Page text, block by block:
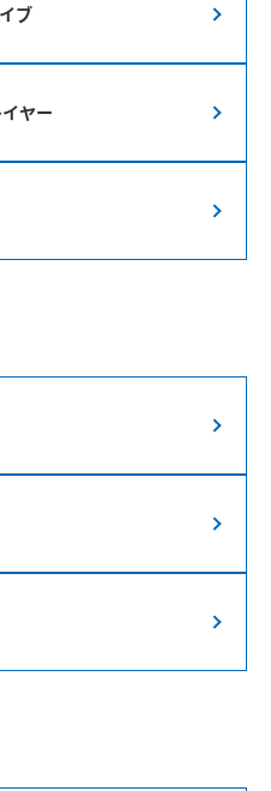
ブ
ヤー